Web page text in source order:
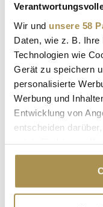
Wir und unsere 58
Daten, wie z. B.
Technologien wie
Gerät zu speichern
personalisierte
Werbung und
Entwicklung von
entscheiden
Cookie-Erklärung
Trigger Symbol